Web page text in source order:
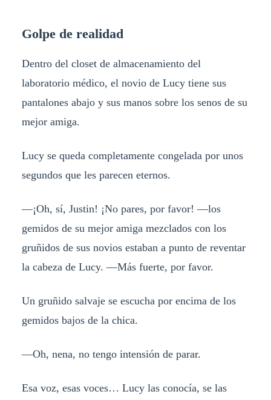
Golpe de realidad
Dentro del closet de almacenamiento del
laboratorio médico, el novio de Lucy tiene sus
pantalones abajo y sus manos sobre los senos de su
mejor amiga.
Lucy se queda completamente congelada por unos
segundos que les parecen eternos.
—¡Oh, sí, Justin! ¡No pares, por favor! —los
gemidos de su mejor amiga mezclados con los
gruñidos de sus novios estaban a punto de reventar
la cabeza de Lucy. —Más fuerte, por favor.
Un gruñido salvaje se escucha por encima de los
gemidos bajos de la chica.
—Oh, nena, no tengo intensión de parar.
Esa voz, esas voces… Lucy las conocía, se las